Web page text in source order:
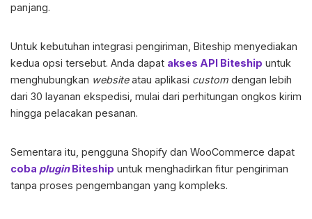
panjang.
Untuk kebutuhan integrasi pengiriman, Biteship menyediakan
kedua opsi tersebut. Anda dapat akses API Biteship untuk
menghubungkan websiteatau aplikasi custom dengan lebih
dari 30 layanan ekspedisi, mulai dari perhitungan ongkos kirim
hingga pelacakan pesanan.
Sementara itu, pengguna Shopify dan WooCommerce dapat
coba pluginBiteship untuk menghadirkan fitur pengiriman
tanpa proses pengembangan yang kompleks.